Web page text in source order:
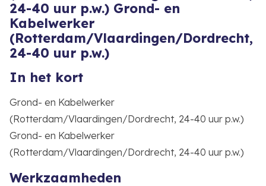
24-40 uur p.w.) Grond- en
Kabelwerker
(Rotterdam/Vlaardingen/Dordrecht,
24-40 uur p.w.)
In het kort
Grond- en Kabelwerker
(Rotterdam/Vlaardingen/Dordrecht, 24-40 uur p.w.)
Grond- en Kabelwerker
(Rotterdam/Vlaardingen/Dordrecht, 24-40 uur p.w.)
Werkzaamheden